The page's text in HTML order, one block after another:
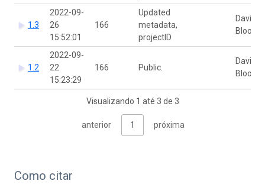
1.3
2022-09-
26
15:52:01
166
Updated
metadata,
projectID
David
Bloom
1.2
2022-09-
22
15:23:29
166 Public.
David
Bloom
Visualizando 1 até 3 de 3
anterior 1 próxima
Como citar